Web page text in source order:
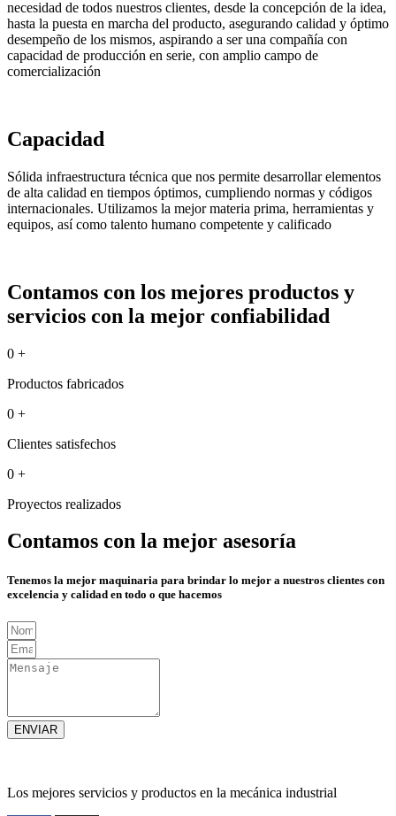
necesidad de todos nuestros clientes, desde la concepción de la idea,
hasta la puesta en marcha del producto, asegurando calidad y óptimo
desempeño de los mismos, aspirando a ser una compañía con
capacidad de producción en serie, con amplio campo de
comercialización
Capacidad
Sólida infraestructura técnica que nos permite desarrollar elementos
de alta calidad en tiempos óptimos, cumpliendo normas y códigos
internacionales. Utilizamos la mejor materia prima, herramientas y
equipos, así como talento humano competente y calificado
Contamos con los mejores productos y
servicios con la mejor confiabilidad
0 +
Productos fabricados
0 +
Clientes satisfechos
0 +
Proyectos realizados
Contamos con la mejor asesoría
Tenemos la mejor maquinaria para brindar lo mejor a nuestros clientes con
excelencia y calidad en todo o que hacemos
ENVIAR
Los mejores servicios y productos en la mecánica industrial